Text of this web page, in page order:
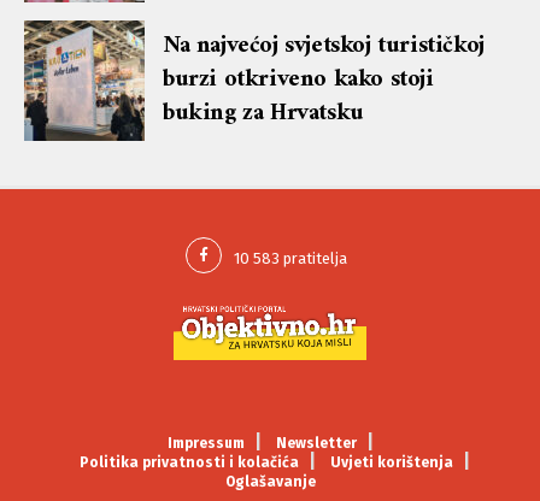
Na najvećoj svjetskoj turističkoj
burzi otkriveno kako stoji
buking za Hrvatsku
Impressum
Newsletter
Politika privatnosti i kolačića
Uvjeti korištenja
Oglašavanje